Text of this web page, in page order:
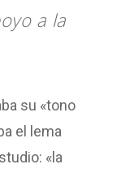
a la
su «tono
el lema
«la